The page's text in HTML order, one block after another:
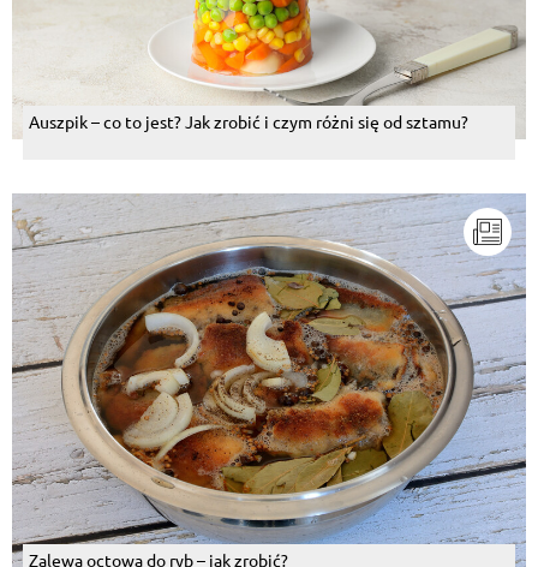
Auszpik – co to jest? Jak zrobić i czym różni się od sztamu?
Zalewa octowa do ryb – jak zrobić?